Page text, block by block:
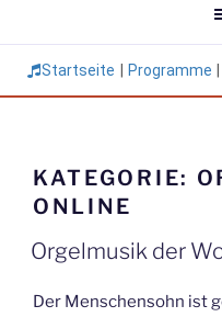
Startseite Programme
KATEGORIE:
ONLINE
Orgelmusik der
Der Menschensohn ist